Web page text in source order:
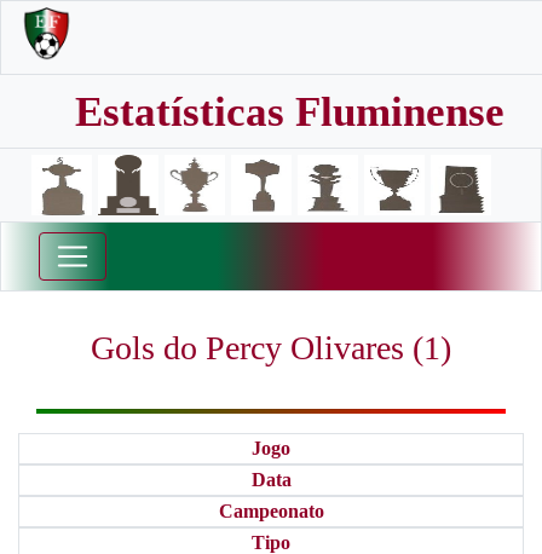
Estatísticas Fluminense
Gols do Percy Olivares (1)
Jogo
Data
Campeonato
Tipo